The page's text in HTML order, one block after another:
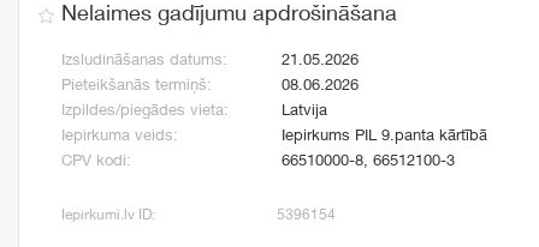
Nelaimes gadījumu apdrošināšana
Izsludināšanas datums:
21.05.2026
Pieteikšanās termiņš:
08.06.2026
Izpildes/piegādes vieta:
Latvija
Iepirkuma veids:
Iepirkums PIL 9.panta kārtībā
CPV kodi:
66510000-8, 66512100-3
Iepirkumi.lv ID: 5396154